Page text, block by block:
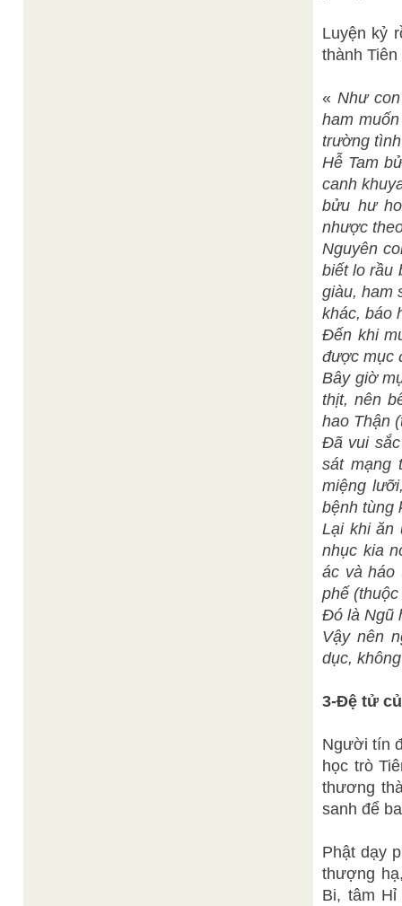
Luyện kỷ
thành
« Như
ham
trường
Hễ Tam
canh
bửu hư
nhược
Nguyên
biết lo rầu
giàu, ham
khác, báo
Đến khi
được mục
Bây giờ
thịt, nên
hao Thận
Đã vui
sát mạng
miệng
bệnh tùng
Lại khi ăn
nhục kia
ác và háo
phế
Đó là Ngũ
Vậy nên
dục,
3-Đệ tử
Người tín
học trò
thương
sanh để
Phật dạy
thượng
Bi, tâm